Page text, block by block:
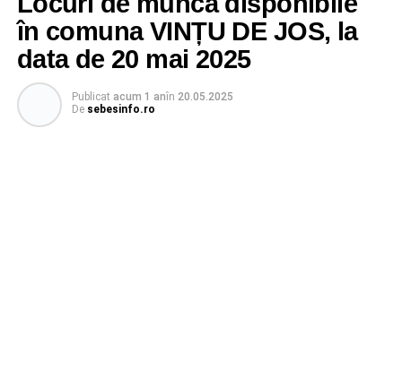
în comuna VINȚU DE JOS, la
data de 20 mai 2025
Publicat acum 1 anîn 20.05.2025
De sebesinfo.ro